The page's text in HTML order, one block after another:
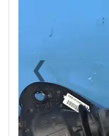
❮Previous